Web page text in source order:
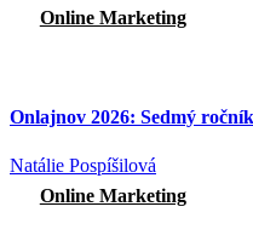
Online Marketing
Onlajnov 2026: Sedmý
Natálie Pospíšilová
Online Marketing